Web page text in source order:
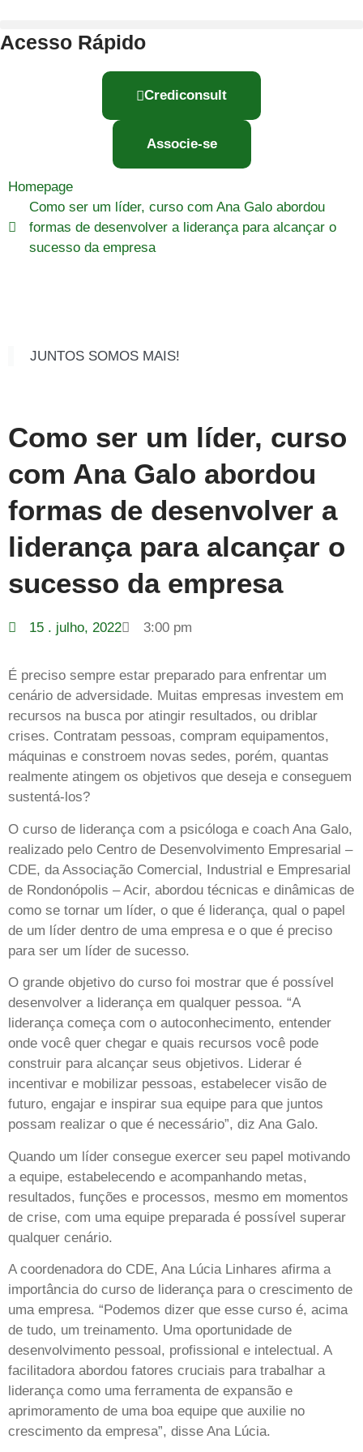
Acesso Rápido
Crediconsult
Associe-se
Homepage
Como ser um líder, curso com Ana Galo abordou
formas de desenvolver a liderança para alcançar o
sucesso da empresa
JUNTOS SOMOS MAIS!
Como ser um líder, curso
com Ana Galo abordou
formas de desenvolver a
liderança para alcançar o
sucesso da empresa
15 . julho, 2022 3:00 pm
É preciso sempre estar preparado para enfrentar um
cenário de adversidade. Muitas empresas investem em
recursos na busca por atingir resultados, ou driblar
crises. Contratam pessoas, compram equipamentos,
máquinas e constroem novas sedes, porém, quantas
realmente atingem os objetivos que deseja e conseguem
sustentá-los?
O curso de liderança com a psicóloga e coach Ana Galo,
realizado pelo Centro de Desenvolvimento Empresarial –
CDE, da Associação Comercial, Industrial e Empresarial
de Rondonópolis – Acir, abordou técnicas e dinâmicas de
como se tornar um líder, o que é liderança, qual o papel
de um líder dentro de uma empresa e o que é preciso
para ser um líder de sucesso.
O grande objetivo do curso foi mostrar que é possível
desenvolver a liderança em qualquer pessoa. “A
liderança começa com o autoconhecimento, entender
onde você quer chegar e quais recursos você pode
construir para alcançar seus objetivos. Liderar é
incentivar e mobilizar pessoas, estabelecer visão de
futuro, engajar e inspirar sua equipe para que juntos
possam realizar o que é necessário”, diz Ana Galo.
Quando um líder consegue exercer seu papel motivando
a equipe, estabelecendo e acompanhando metas,
resultados, funções e processos, mesmo em momentos
de crise, com uma equipe preparada é possível superar
qualquer cenário.
A coordenadora do CDE, Ana Lúcia Linhares afirma a
importância do curso de liderança para o crescimento de
uma empresa. “Podemos dizer que esse curso é, acima
de tudo, um treinamento. Uma oportunidade de
desenvolvimento pessoal, profissional e intelectual. A
facilitadora abordou fatores cruciais para trabalhar a
liderança como uma ferramenta de expansão e
aprimoramento de uma boa equipe que auxilie no
crescimento da empresa”, disse Ana Lúcia.